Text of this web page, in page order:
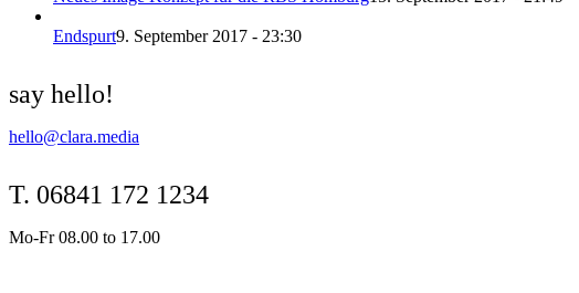
Endspurt9. September 2017 - 23:30
say hello!
hello@clara.media
T. 06841 172 1234
Mo-Fr 08.00 to 17.00